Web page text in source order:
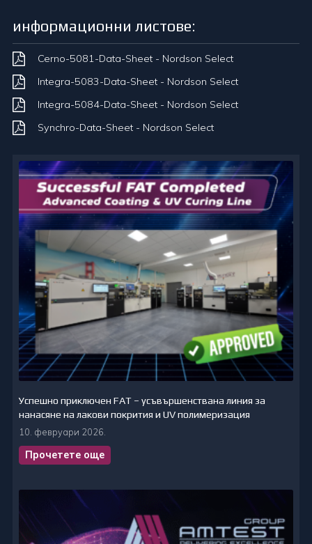
информационни листове:
Cerno-5081-Data-Sheet - Nordson Select
Integra-5083-Data-Sheet - Nordson Select
Integra-5084-Data-Sheet - Nordson Select
Synchro-Data-Sheet - Nordson Select
Успешно приключен FAT – усъвършенствана линия за
нанасяне на лакови покрития и UV полимеризация
10. февруари 2026.
Прочетете още